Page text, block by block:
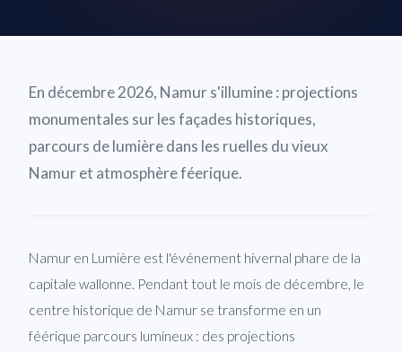
En décembre 2026, Namur s'illumine : projections
monumentales sur les façades historiques,
parcours de lumière dans les ruelles du vieux
Namur et atmosphère féerique.
Namur en Lumière est l'événement hivernal phare de la
capitale wallonne. Pendant tout le mois de décembre, le
centre historique de Namur se transforme en un
féérique parcours lumineux : des projections